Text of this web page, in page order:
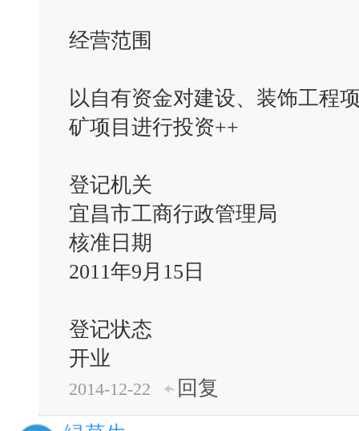
经营范围
以自有资金对建设、装饰工程
矿项目进行投资++
登记机关
宜昌市工商行政管理局
核准日期
2011年9月15日
登记状态
开业
2014-12-22
回复